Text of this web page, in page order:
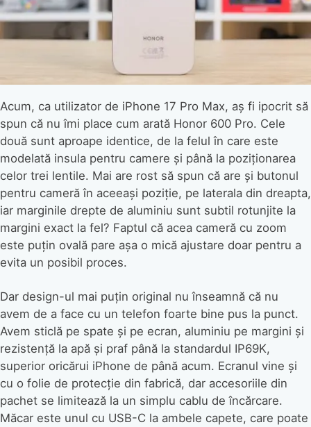
Acum, ca utilizator de iPhone 17 Pro Max, aș fi ipocrit să
spun că nu îmi place cum arată Honor 600 Pro. Cele
două sunt aproape identice, de la felul în care este
modelată insula pentru camere și până la poziționarea
celor trei lentile. Mai are rost să spun că are și butonul
pentru cameră în aceeași poziție, pe laterala din dreapta,
iar marginile drepte de aluminiu sunt subtil rotunjite la
margini exact la fel? Faptul că acea cameră cu zoom
este puțin ovală pare așa o mică ajustare doar pentru a
evita un posibil proces.
Dar design-ul mai puțin original nu înseamnă că nu
avem de a face cu un telefon foarte bine pus la punct.
Avem sticlă pe spate și pe ecran, aluminiu pe margini și
rezistență la apă și praf până la standardul IP69K,
superior oricărui iPhone de până acum. Ecranul vine și
cu o folie de protecție din fabrică, dar accesoriile din
pachet se limitează la un simplu cablu de încărcare.
Măcar este unul cu USB-C la ambele capete, care poate